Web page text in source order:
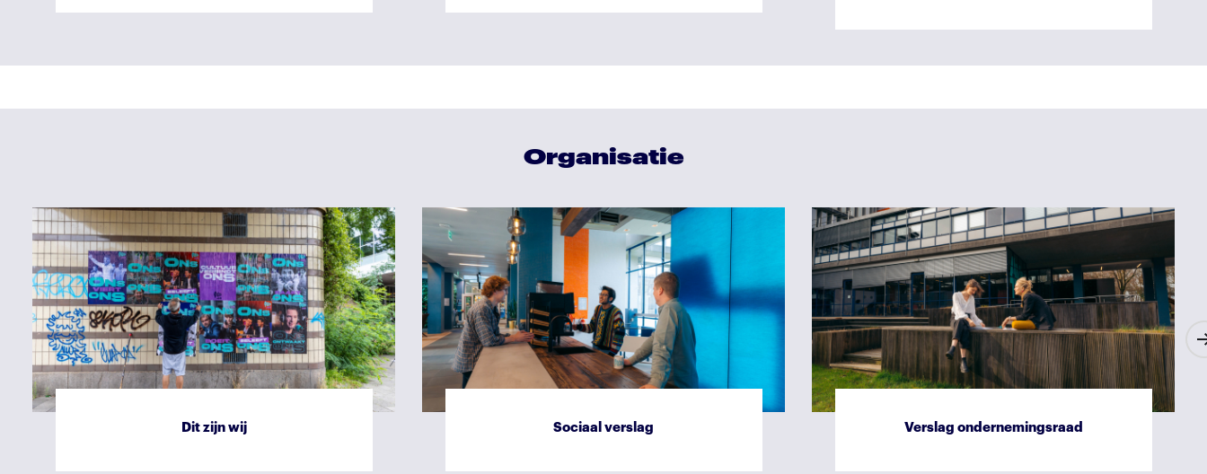
Organisatie
Dit zijn wij
Sociaal verslag
Sociaal verslag
Verslag ondernemingsraad
Verslag ondernemingsraad
Duurzaamheid